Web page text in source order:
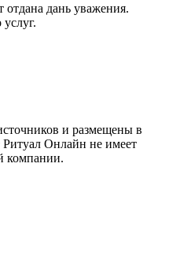
дань уважения.
и размещены в
Онлайн не имеет
компании.